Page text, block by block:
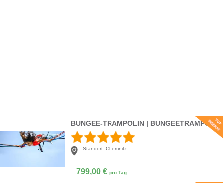
BUNGEE-TRAMPOLIN | BUNGEETRAMPOLIN | TRAMPOLIN
Standort: Chemnitz
799,00 € pro Tag